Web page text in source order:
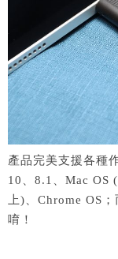
產品完美支援各種
10、8.1、Mac OS
上)、Chrome OS
唷！